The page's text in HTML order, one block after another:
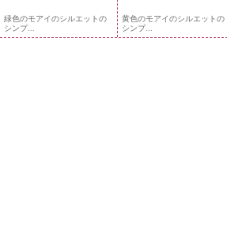
緑色のモアイのシルエットの
シンプ...
黄色のモアイのシルエットの
シンプ...